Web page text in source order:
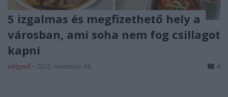
5 izgalmas és megfizethető hely a
városban, ami soha nem fog csillagot
kapni
világevő • 2022. november 08. 4